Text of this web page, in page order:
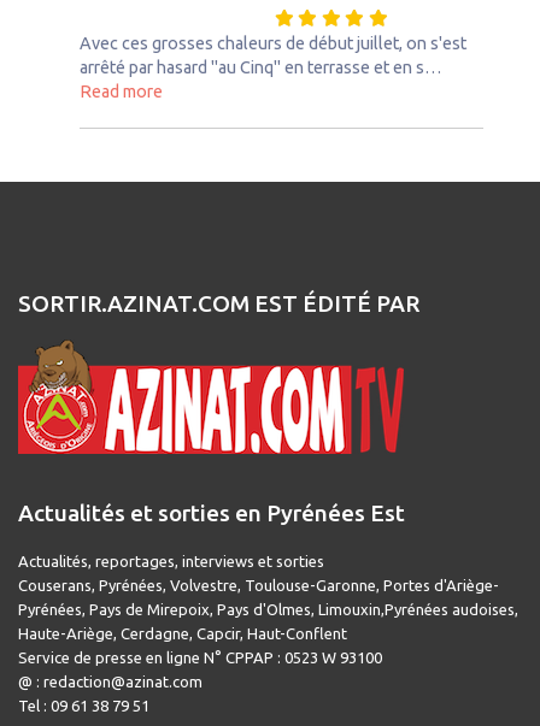
Avec ces grosses chaleurs de début juillet, on s'est
arrêté par hasard "au Cinq" en terrasse et en s…
Read moreabout this listing
SORTIR.AZINAT.COM EST ÉDITÉ PAR
Actualités et sorties en Pyrénées Est
Actualités, reportages, interviews et sorties
Couserans, Pyrénées, Volvestre, Toulouse-Garonne, Portes d'Ariège-
Pyrénées, Pays de Mirepoix, Pays d'Olmes, Limouxin,Pyrénées audoises,
Haute-Ariège, Cerdagne, Capcir, Haut-Conflent
Service de presse en ligne N° CPPAP : 0523 W 93100
@ : redaction@azinat.com
Tel : 09 61 38 79 51